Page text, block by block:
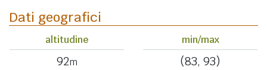
Dati geografici
altitudine
92m
min/max
(83, 93)